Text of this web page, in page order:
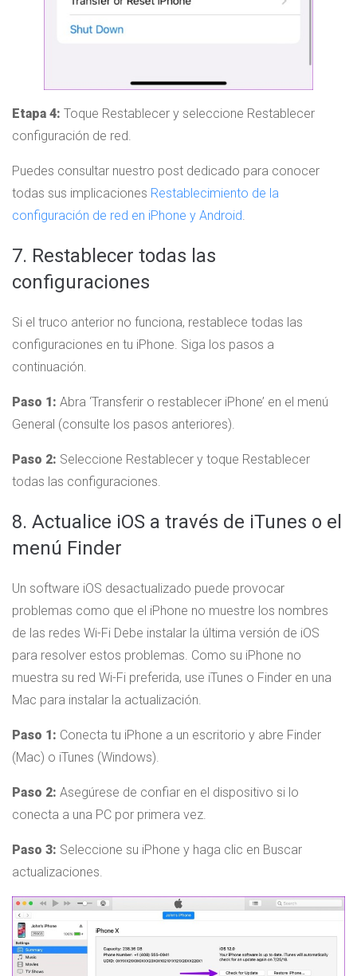
Etapa 4: Toque Restablecer y seleccione Restablecer
configuración de red.
Puedes consultar nuestro post dedicado para conocer
todas sus implicaciones Restablecimiento de la
configuración de red en iPhone y Android.
7. Restablecer todas las
configuraciones
Si el truco anterior no funciona, restablece todas las
configuraciones en tu iPhone. Siga los pasos a
continuación.
Paso 1: Abra ‘Transferir o restablecer iPhone’ en el menú
General (consulte los pasos anteriores).
Paso 2: Seleccione Restablecer y toque Restablecer
todas las configuraciones.
8. Actualice iOS a través de iTunes o el
menú Finder
Un software iOS desactualizado puede provocar
problemas como que el iPhone no muestre los nombres
de las redes Wi-Fi Debe instalar la última versión de iOS
para resolver estos problemas. Como su iPhone no
muestra su red Wi-Fi preferida, use iTunes o Finder en una
Mac para instalar la actualización.
Paso 1: Conecta tu iPhone a un escritorio y abre Finder
(Mac) o iTunes (Windows).
Paso 2: Asegúrese de confiar en el dispositivo si lo
conecta a una PC por primera vez.
Paso 3: Seleccione su iPhone y haga clic en Buscar
actualizaciones.